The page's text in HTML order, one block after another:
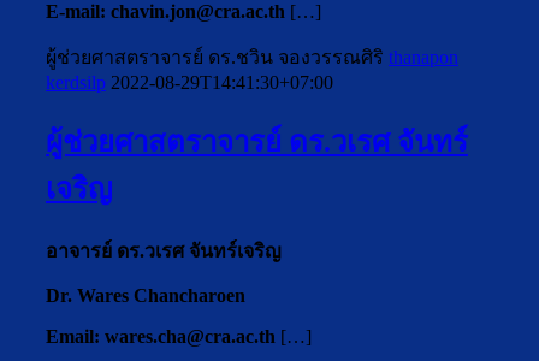
E-mail: chavin.jon@cra.ac.th […]
ผู้ช่วยศาสตราจารย์ ดร.ชวิน จองวรรณศิริ thanapon
kerdsilp 2022-08-29T14:41:30+07:00
ผู้ช่วยศาสตราจารย์ ดร.วเรศ จันทร์
เจริญ
อาจารย์ ดร.วเรศ จันทร์เจริญ
Dr. Wares Chancharoen
Email: wares.cha@cra.ac.th […]